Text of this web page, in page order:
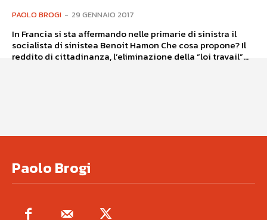
PAOLO BROGI - 29 GENNAIO 2017
In Francia si sta affermando nelle primarie di sinistra il
socialista di sinistea Benoit Hamon Che cosa propone? Il
reddito di cittadinanza, l’eliminazione della “loi travail”...
Paolo Brogi